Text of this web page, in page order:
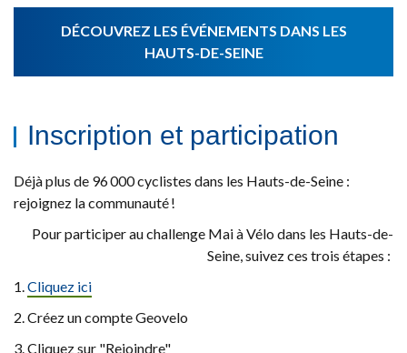
DÉCOUVREZ LES ÉVÉNEMENTS DANS LES
HAUTS-DE-SEINE
Inscription et participation
Déjà plus de 96 000 cyclistes dans les Hauts-de-Seine :
rejoignez la communauté !
Pour participer au challenge Mai à Vélo dans les Hauts-de-
Seine, suivez ces trois étapes :
1.Cliquez ici
2. Créez un compte Geovelo
3. Cliquez sur "Rejoindre"